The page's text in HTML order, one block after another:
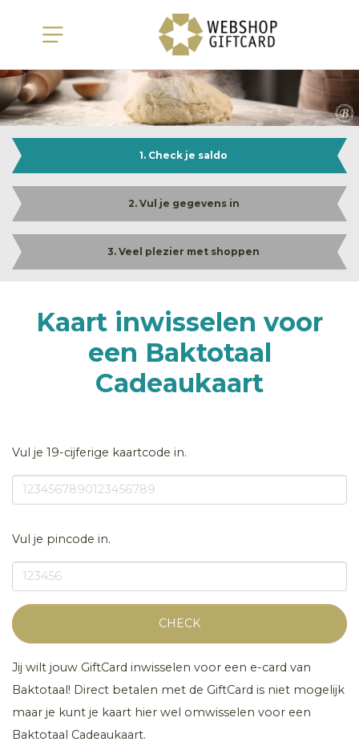
1. Check je saldo
2. Vul je gegevens in
3. Veel plezier met shoppen
Kaart inwisselen voor
een Baktotaal
Cadeaukaart
Vul je 19-cijferige kaartcode in.
Vul je pincode in.
CHECK
Jij wilt jouw GiftCard inwisselen voor een e-card van
Baktotaal! Direct betalen met de GiftCard is niet mogelijk
maar je kunt je kaart hier wel omwisselen voor een
Baktotaal Cadeaukaart.